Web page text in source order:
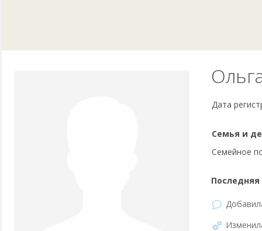
Дата
Семья и
Семейное
Последняя